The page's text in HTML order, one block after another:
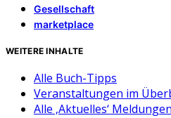
Gesellschaft
marketplace
WEITERE INHALTE
Alle Buch-Tipps
Veranstaltungen im
Alle ‚Aktuelles‘ Meldungen